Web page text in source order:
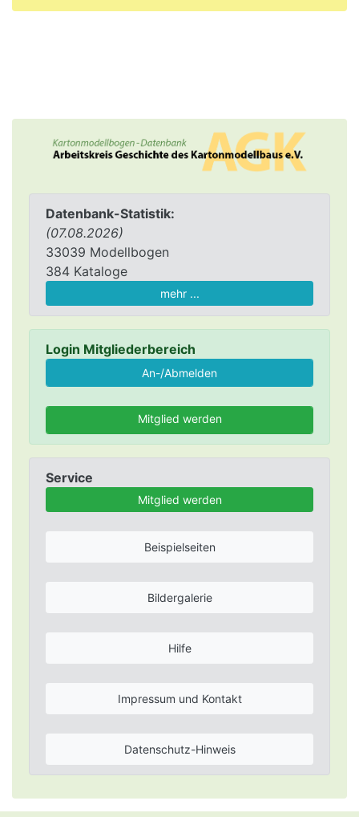
Datenbank-Statistik:
(07.08.2026)
33039 Modellbogen
384 Kataloge
mehr ...
Login Mitgliederbereich
Mitglied werden
Service
Mitglied werden
Beispielseiten
Bildergalerie
Hilfe
Impressum und Kontakt
Datenschutz-Hinweis